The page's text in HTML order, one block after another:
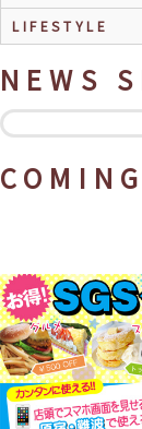
LIFESTYLE
NEWS